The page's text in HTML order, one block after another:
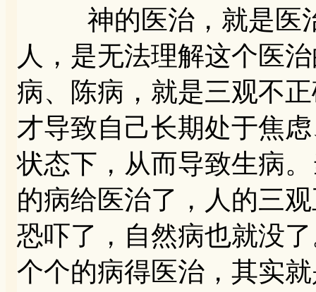
神的医治，就是医治
人，是无法理解这个医
病、陈病，就是三观不
才导致自己长期处于焦
状态下，从而导致生病
的病给医治了，人的三
恐吓了，自然病也就没
个个的病得医治，其实